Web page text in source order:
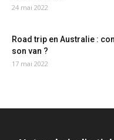
24 mai 2022
Road trip en Australie :
son van ?
17 mai 2022